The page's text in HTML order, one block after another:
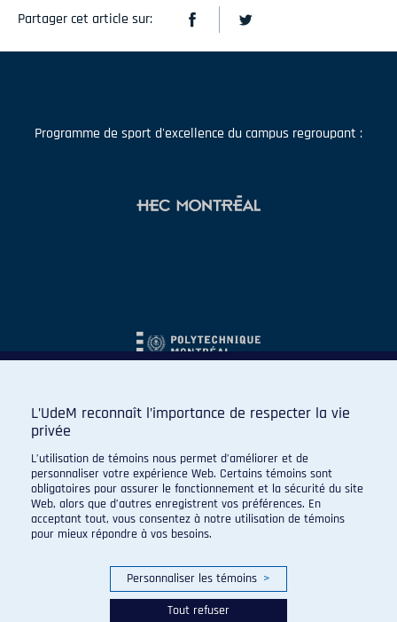
Partager cet article sur:
Programme de sport d'excellence du campus regroupant :
L’UdeM reconnaît l’importance de respecter la vie
privée
L’utilisation de témoins nous permet d’améliorer et de
personnaliser votre expérience Web. Certains témoins sont
obligatoires pour assurer le fonctionnement et la sécurité du site
Web, alors que d’autres enregistrent vos préférences. En
acceptant tout, vous consentez à notre utilisation de témoins
pour mieux répondre à vos besoins.
Personnaliser les témoins >
Tout refuser